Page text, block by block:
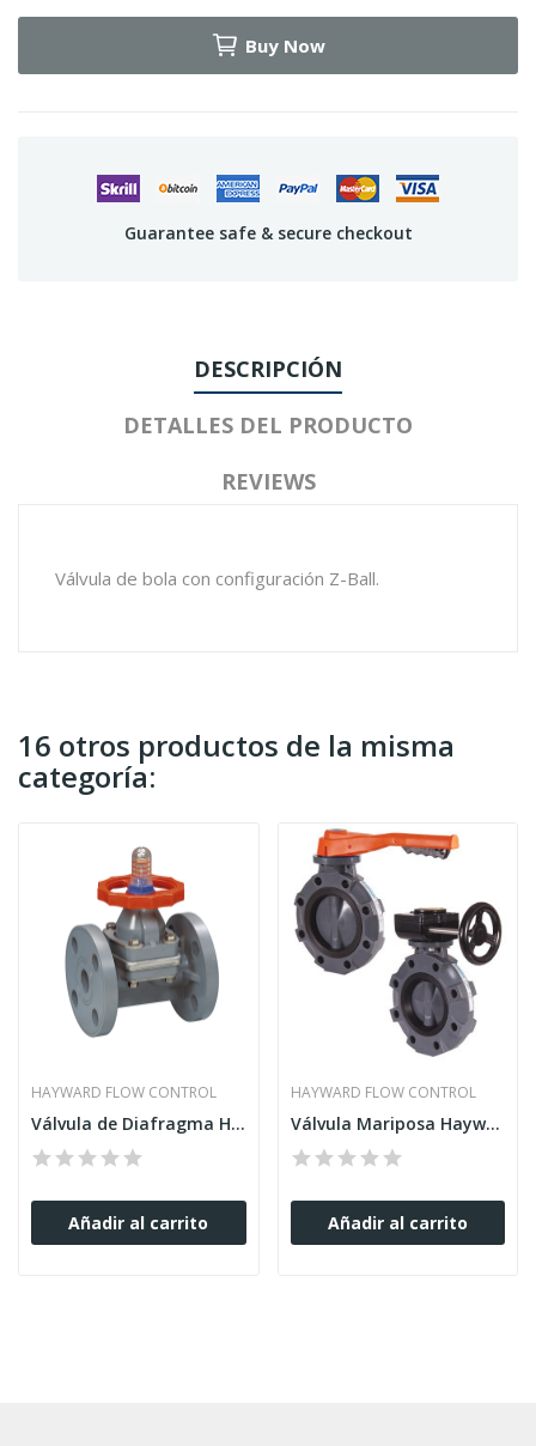
Buy Now
Guarantee safe & secure checkout
DESCRIPCIÓN
DETALLES DEL PRODUCTO
REVIEWS
Válvula de bola con configuración Z-Ball.
16 otros productos de la misma
categoría:
HAYWARD FLOW CONTROL
Válvula de Diafragma Hayward Serie DAB
Añadir al carrito
HAYWARD FLOW CONTROL
Válvula Mariposa Hayward Serie BYV
Añadir al carrito